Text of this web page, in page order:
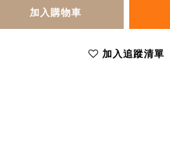
加入購物車
加入追蹤清單